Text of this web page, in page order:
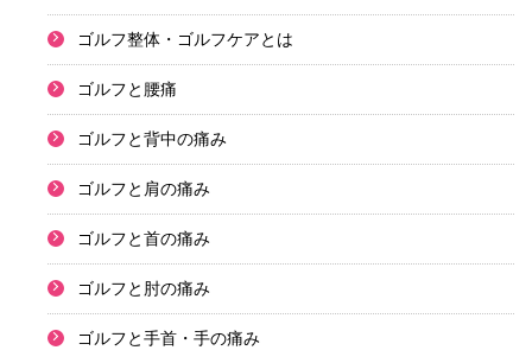
ゴルフ整体・ゴルフケアとは
ゴルフと腰痛
ゴルフと背中の痛み
ゴルフと肩の痛み
ゴルフと首の痛み
ゴルフと肘の痛み
ゴルフと手首・手の痛み